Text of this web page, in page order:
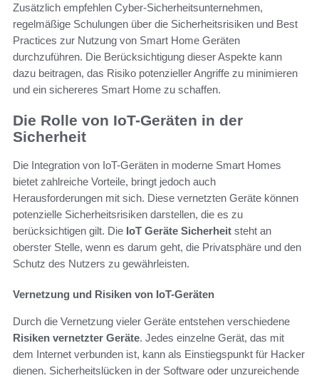
Zusätzlich empfehlen Cyber-Sicherheitsunternehmen,
regelmäßige Schulungen über die Sicherheitsrisiken und Best
Practices zur Nutzung von Smart Home Geräten
durchzuführen. Die Berücksichtigung dieser Aspekte kann
dazu beitragen, das Risiko potenzieller Angriffe zu minimieren
und ein sichereres Smart Home zu schaffen.
Die Rolle von IoT-Geräten in der
Sicherheit
Die Integration von IoT-Geräten in moderne Smart Homes
bietet zahlreiche Vorteile, bringt jedoch auch
Herausforderungen mit sich. Diese vernetzten Geräte können
potenzielle Sicherheitsrisiken darstellen, die es zu
berücksichtigen gilt. Die IoT Geräte Sicherheit steht an
oberster Stelle, wenn es darum geht, die Privatsphäre und den
Schutz des Nutzers zu gewährleisten.
Vernetzung und Risiken von IoT-Geräten
Durch die Vernetzung vieler Geräte entstehen verschiedene
Risiken vernetzter Geräte. Jedes einzelne Gerät, das mit
dem Internet verbunden ist, kann als Einstiegspunkt für Hacker
dienen. Sicherheitslücken in der Software oder unzureichende